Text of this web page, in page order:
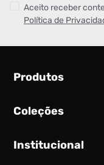
Aceito receber
Política de
Produtos
Calendário SNEAKER
Tênis
Coleções
Air Jordan 1
Institucional